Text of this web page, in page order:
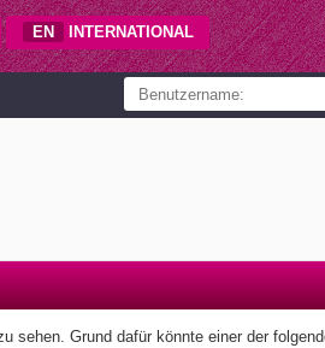
EN INTERNATIONAL
sehen. Grund dafür könnte einer der